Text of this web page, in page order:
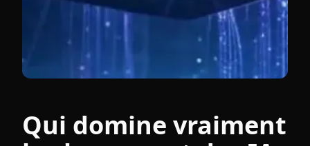
Qui domine vraiment